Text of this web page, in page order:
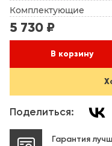
Комплектующие
5 730 ₽
В корзину
Поделиться:
Гарантия